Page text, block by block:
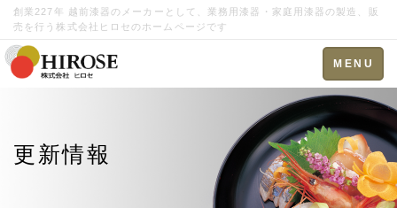
創業227年 越前漆器のメーカーとして、業務用漆器・家庭用漆器の製造、販
売を行う株式会社ヒロセのホームページです
Toggle
navigation
MENU
更新情報